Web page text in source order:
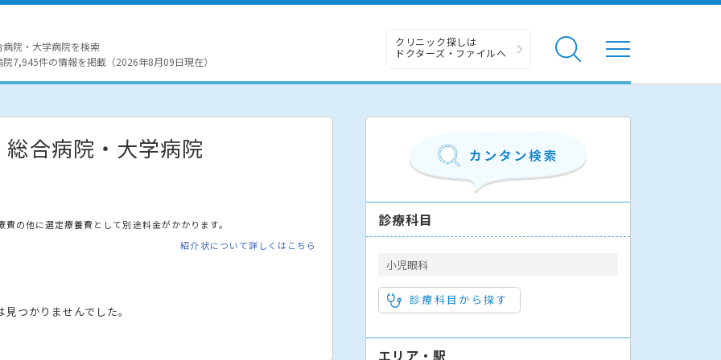
院・大学病院を検索
7,945件の情報を掲載（2026年8月09日現在）
クリニック探しは
ドクターズ・ファイルへ
合病院・大学病院
の他に選定療養費として別途料金がかかります。
紹介状について詳しくはこちら
つかりませんでした。
診療科目
小児眼科
診療科目から探す
エリア・駅